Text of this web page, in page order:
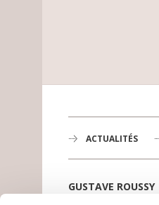
ACTUALITÉS
GUSTAVE ROUSSY